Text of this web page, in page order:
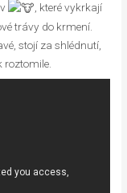
, které vykrkají
trávy do krmení.
stojí za shlédnutí,
roztomile.